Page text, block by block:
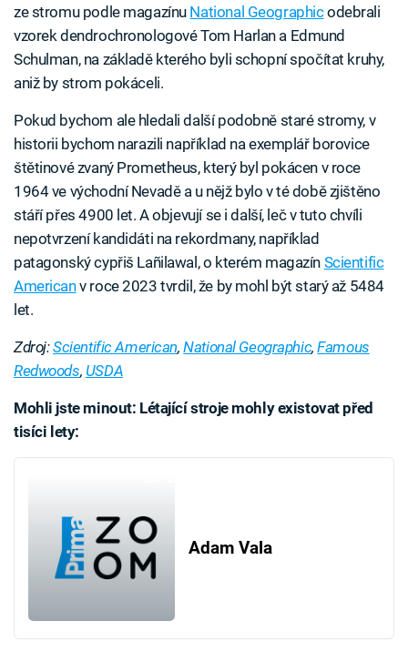
ze stromu podle magazínu National Geographicodebrali
vzorek dendrochronologové Tom Harlan a Edmund
Schulman, na základě kterého byli schopní spočítat kruhy,
aniž by strom pokáceli.
Pokud bychom ale hledali další podobně staré stromy, v
historii bychom narazili například na exemplář borovice
štětinové zvaný Prometheus, který byl pokácen v roce
1964 ve východní Nevadě a u nějž bylo v té době zjištěno
stáří přes 4900 let. A objevují se i další, leč v tuto chvíli
nepotvrzení kandidáti na rekordmany, například
patagonský cypřiš Lañilawal, o kterém magazín Scientific
Americanv roce 2023 tvrdil, že by mohl být starý až 5484
let.
Zdroj:Scientific American,National Geographic,Famous
Redwoods, USDA
Mohli jste minout: Létající stroje mohly existovat před
tisíci lety:
Adam Vala